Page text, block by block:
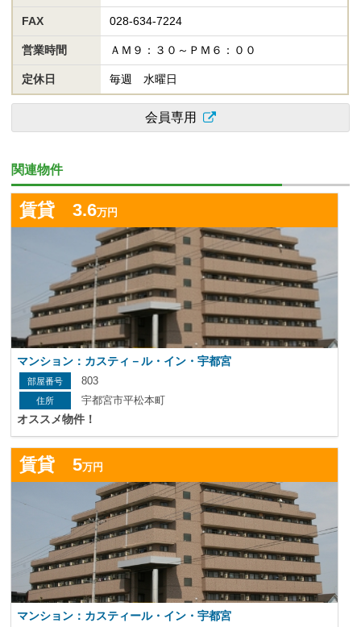
FAX 028-634-7224
営業時間 ＡＭ９：３０～ＰＭ６：００
定休日 毎週 水曜日
会員専用
関連物件
賃貸 3.6万円
マンション：カスティ－ル・イン・宇都宮
803
宇都宮市平松本町
オススメ物件！
賃貸 5万円
マンション：カスティール・イン・宇都宮